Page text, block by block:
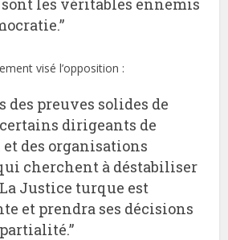
les véritables ennemis
visé l’opposition :
des preuves solides de
dirigeants de
et des organisations
cherchent à déstabiliser
Justice turque est
et prendra ses décisions